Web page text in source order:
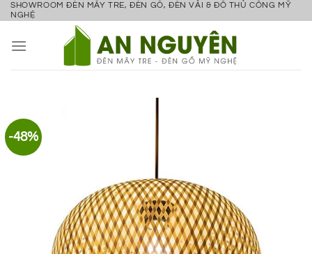
Bỏ
nội
SHOWROOM ĐÈN MÂY TRE, ĐÈN GỖ, ĐÈN VẢI & ĐỒ THỦ CÔNG MỸ
NGHỆ
-48%